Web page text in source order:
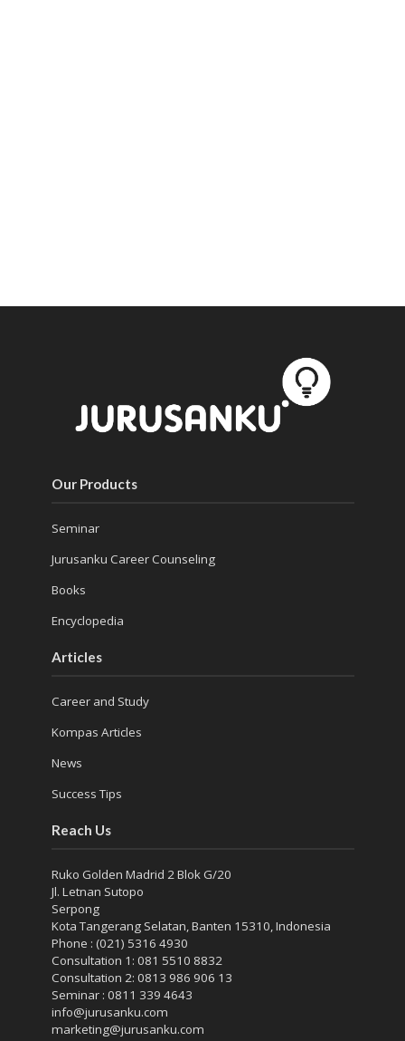
Our Products
Seminar
Jurusanku Career Counseling
Books
Encyclopedia
Articles
Career and Study
Kompas Articles
News
Success Tips
Reach Us
Ruko Golden Madrid 2 Blok G/20
Jl. Letnan Sutopo
Serpong
Kota Tangerang Selatan, Banten 15310, Indonesia
Phone : (021) 5316 4930
Consultation 1: 081 5510 8832
Consultation 2: 0813 986 906 13
Seminar : 0811 339 4643
info@jurusanku.com
marketing@jurusanku.com